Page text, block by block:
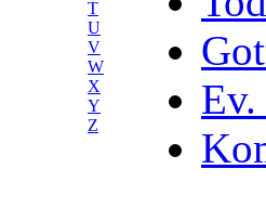
T
U
V
W
X
Y
Z
Ev.